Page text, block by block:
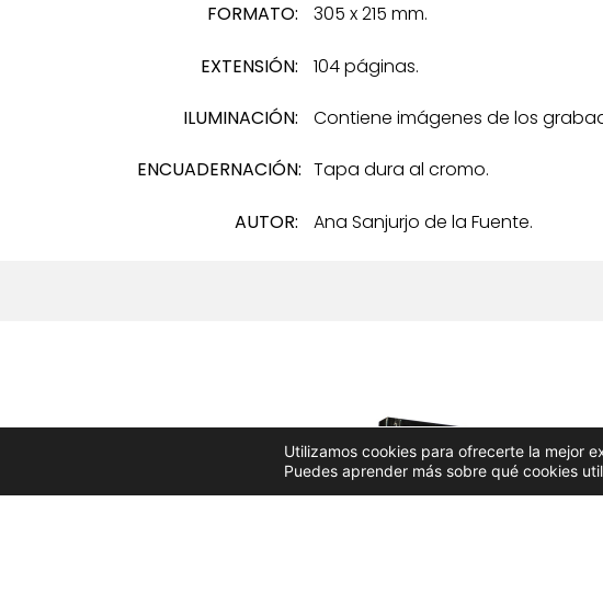
FORMATO: 305 x 215 mm.
EXTENSIÓN: 104 páginas.
ILUMINACIÓN: Contiene imágenes de los
ENCUADERNACIÓN: Tapa dura al cromo.
AUTOR: Ana Sanjurjo de la Fuente.
Utilizamos cookies para ofrecerte la mejor
Puedes aprender más sobre qué cookies